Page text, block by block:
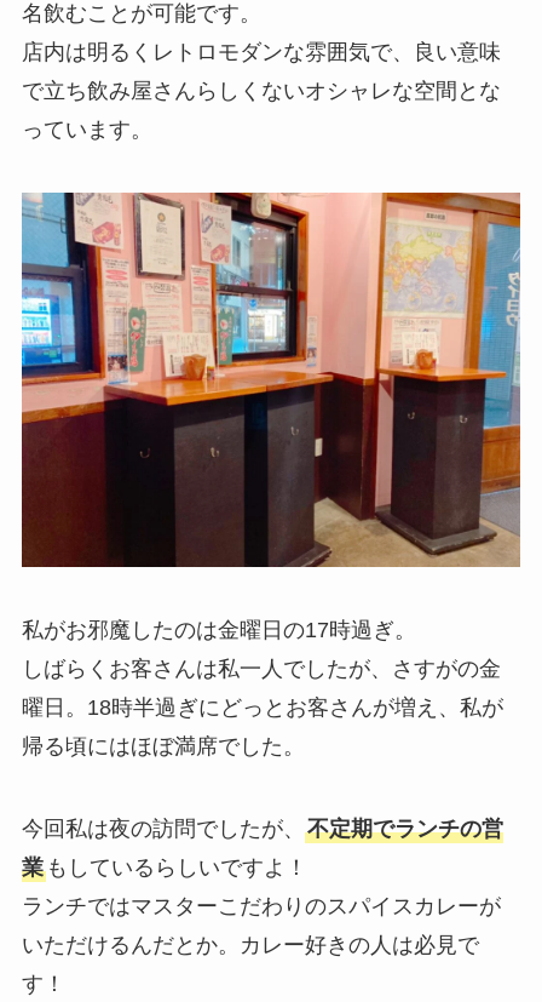
名飲むことが可能です。
店内は明るくレトロモダンな雰囲気で、良い意味
で立ち飲み屋さんらしくないオシャレな空間とな
っています。
私がお邪魔したのは金曜日の17時過ぎ。
しばらくお客さんは私一人でしたが、さすがの金
曜日。18時半過ぎにどっとお客さんが増え、私が
帰る頃にはほぼ満席でした。
今回私は夜の訪問でしたが、 不定期でランチの営
業もしているらしいですよ！
ランチではマスターこだわりのスパイスカレーが
いただけるんだとか。カレー好きの人は必見で
す！